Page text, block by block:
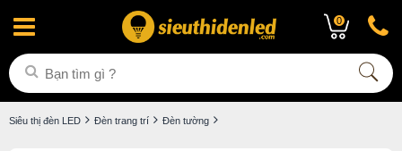
0
Siêu thị đèn LED Đèn trang trí Đèn tường